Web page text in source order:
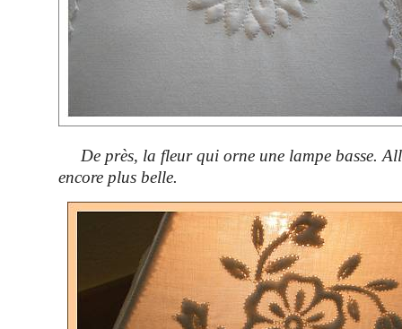
De près, la fleur qui orne une lampe basse.
encore plus belle.